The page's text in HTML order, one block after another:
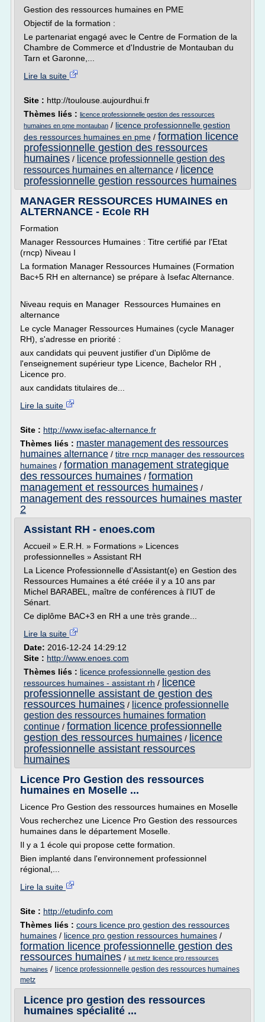
Gestion des ressources humaines en PME
Objectif de la formation :
Le partenariat engagé avec le Centre de Formation de la
Chambre de Commerce et d'Industrie de Montauban du
Tarn et Garonne,...
Lire la suite
Site : http://toulouse.aujourdhui.fr
Thèmes liés : licence professionnelle gestion des ressources
humaines en pme montauban / licence professionnelle gestion
des ressources humaines en pme / formation licence
professionnelle gestion des ressources
humaines / licence professionnelle gestion des
ressources humaines en alternance / licence
professionnelle gestion ressources humaines
MANAGER RESSOURCES HUMAINES en
ALTERNANCE - Ecole RH
Formation
Manager Ressources Humaines : Titre certifié par l'Etat
(rncp) Niveau I
La formation Manager Ressources Humaines (Formation
Bac+5 RH en alternance) se prépare à Isefac Alternance.
Niveau requis en Manager Ressources Humaines en
alternance
Le cycle Manager Ressources Humaines (cycle Manager
RH), s'adresse en priorité :
aux candidats qui peuvent justifier d'un Diplôme de
l'enseignement supérieur type Licence, Bachelor RH ,
Licence pro.
aux candidats titulaires de...
Lire la suite
Site : http://www.isefac-alternance.fr
Thèmes liés : master management des ressources
humaines alternance / titre rncp manager des ressources
humaines / formation management strategique
des ressources humaines / formation
management et ressources humaines /
management des ressources humaines master
2
Assistant RH - enoes.com
Accueil » E.R.H. » Formations » Licences
professionnelles » Assistant RH
La Licence Professionnelle d'Assistant(e) en Gestion des
Ressources Humaines a été créée il y a 10 ans par
Michel BARABEL, maître de conférences à l'IUT de
Sénart.
Ce diplôme BAC+3 en RH a une très grande...
Lire la suite
Date: 2016-12-24 14:29:12
Site : http://www.enoes.com
Thèmes liés : licence professionnelle gestion des
ressources humaines - assistant rh / licence
professionnelle assistant de gestion des
ressources humaines / licence professionnelle
gestion des ressources humaines formation
continue / formation licence professionnelle
gestion des ressources humaines / licence
professionnelle assistant ressources
humaines
Licence Pro Gestion des ressources
humaines en Moselle ...
Licence Pro Gestion des ressources humaines en Moselle
Vous recherchez une Licence Pro Gestion des ressources
humaines dans le département Moselle.
Il y a 1 école qui propose cette formation.
Bien implanté dans l'environnement professionnel
régional,...
Lire la suite
Site : http://etudinfo.com
Thèmes liés : cours licence pro gestion des ressources
humaines / licence pro gestion ressources humaines /
formation licence professionnelle gestion des
ressources humaines / iut metz licence pro ressources
humaines / licence professionnelle gestion des ressources humaines
metz
Licence pro gestion des ressources
humaines spécialité ...